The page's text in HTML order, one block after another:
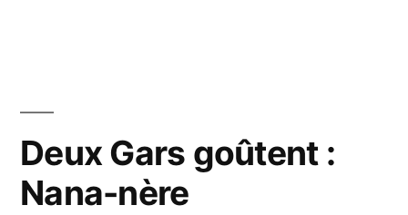
Deux Gars goûtent :
Nana-nère